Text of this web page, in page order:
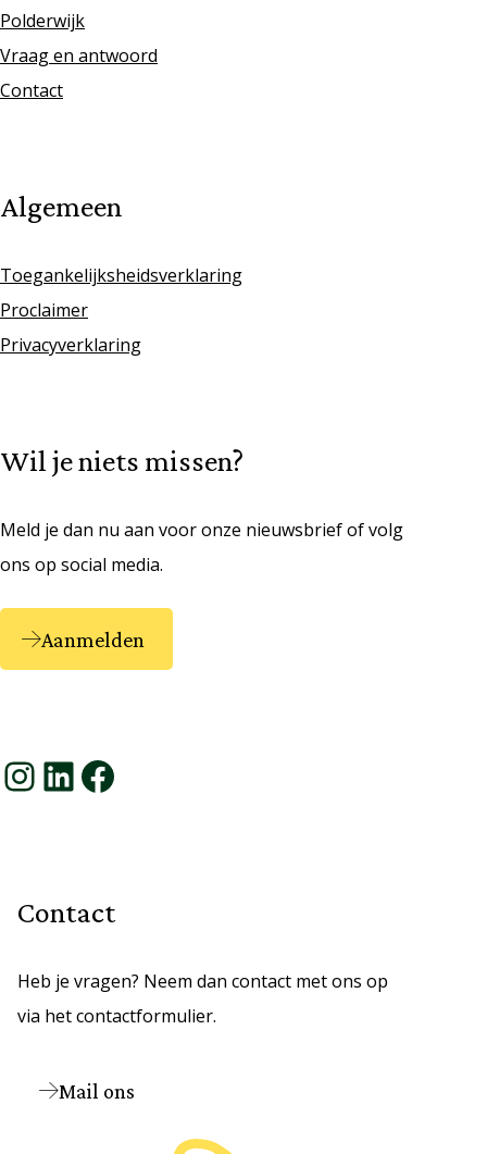
Polderwijk
Vraag en antwoord
Contact
Algemeen
Toegankelijksheidsverklaring
Proclaimer
Privacyverklaring
Wil je niets missen?
Meld je dan nu aan voor onze nieuwsbrief of volg
ons op social media.
Aanmelden
InstagramLinkedIn Facebook
Contact
Heb je vragen? Neem dan contact met ons op
via het contactformulier.
Mail ons